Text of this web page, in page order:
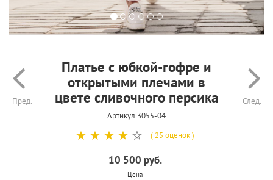
Пред.
Платье с юбкой-гофре и
открытыми плечами в
цвете сливочного персика
Артикул 3055-04
След.
☆
☆
☆
☆
☆ ( 25 оценок )
10 500 руб.
Цена